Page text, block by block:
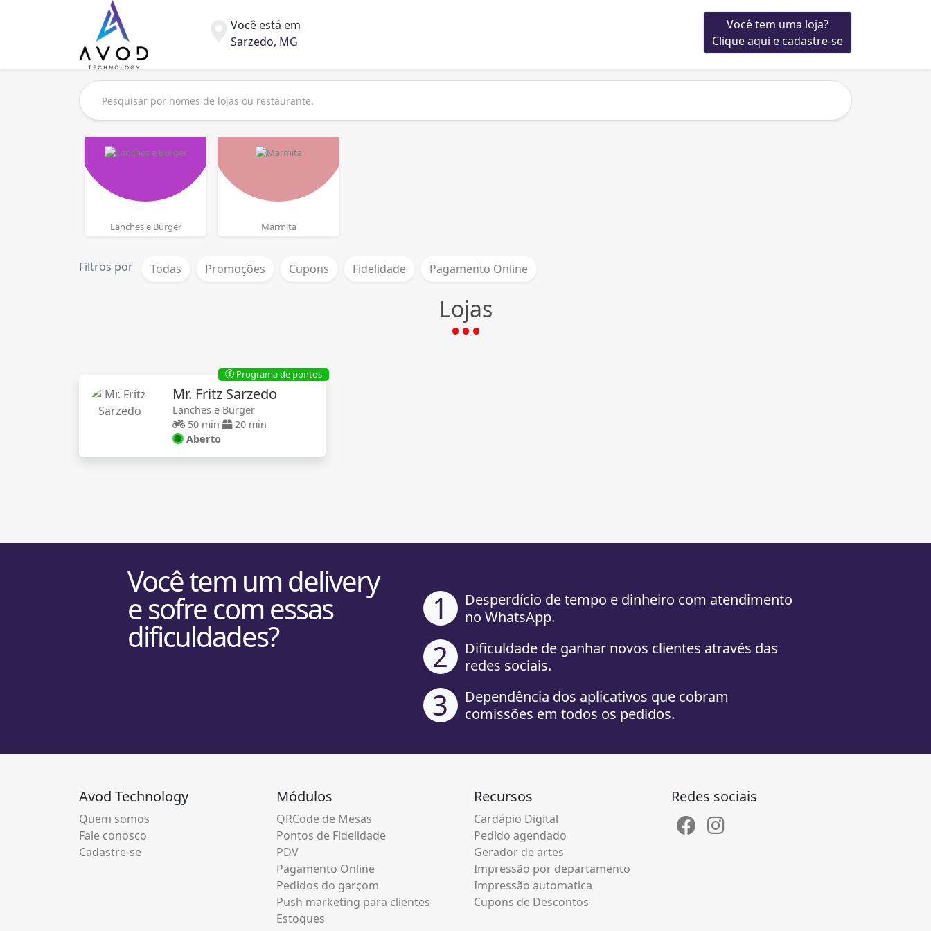
Você está em
Sarzedo, MG
Você tem uma loja?
Clique aqui e cadastre-se
Lanches e Burger Marmita
Filtros por Todas Promoções Cupons Fidelidade Pagamento Online
Lojas
Mr. Fritz Sarzedo
Lanches e Burger
50 min
20 min
Aberto
$ Programa de pontos
Você tem um delivery
e sofre com essas
dificuldades?
1
Desperdício de tempo e dinheiro com atendimento
no WhatsApp.
2
Dificuldade de ganhar novos clientes através das
redes sociais.
3
Dependência dos aplicativos que cobram
comissões em todos os pedidos.
Avod Technology
Quem somos
Fale conosco
Cadastre-se
Módulos
QRCode de Mesas
Pontos de Fidelidade
PDV
Pagamento Online
Pedidos do garçom
Push marketing para clientes
Estoques
Recursos
Cardápio Digital
Pedido agendado
Gerador de artes
Impressão por departamento
Impressão automatica
Cupons de Descontos
Redes sociais